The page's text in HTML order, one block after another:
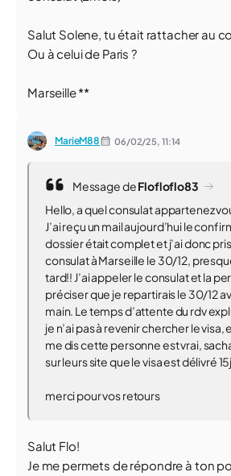
Salut Solene, tu était rattacher au
Ou à celui de Paris ?
Marseille **
MarieM88 06/02/25, 11:14
Message deFlofloflo83
Hello, a quel consulat appartenez
J’ai reçu un mail aujourd’hui le
dossier était complet et j’ai donc
consulat à Marseille le 30/12,
tard!! J’ai appeler le consulat et la
préciser que je repartirais le 30/12
main. Le temps d’attente du rdv
je n’ai pas à revenir chercher le visa,
me dis cette personne est vrai,
sur leurs site que le visa est délivré
merci pour vos retours
Salut Flo!
Je me permets de répondre à ton